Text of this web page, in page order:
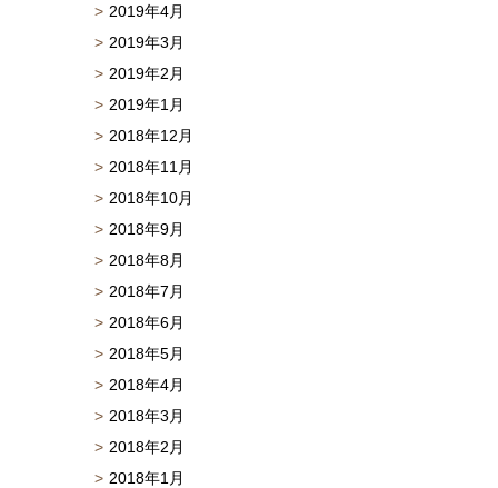
2019年4月
2019年3月
2019年2月
2019年1月
2018年12月
2018年11月
2018年10月
2018年9月
2018年8月
2018年7月
2018年6月
2018年5月
2018年4月
2018年3月
2018年2月
2018年1月